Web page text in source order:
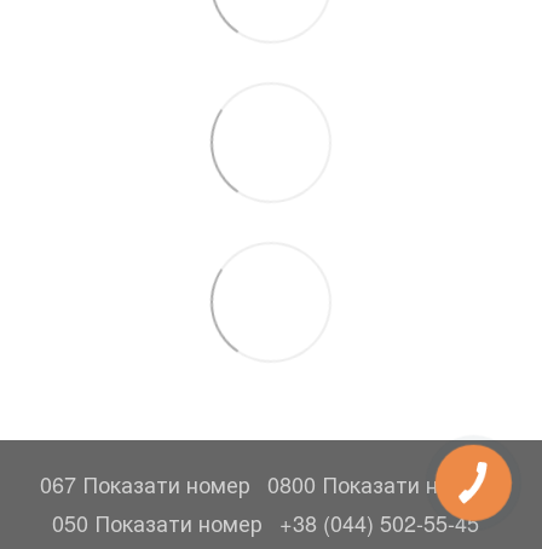
067 Показати номер
0800 Показати номер
050 Показати номер
+38 (044) 502-55-45